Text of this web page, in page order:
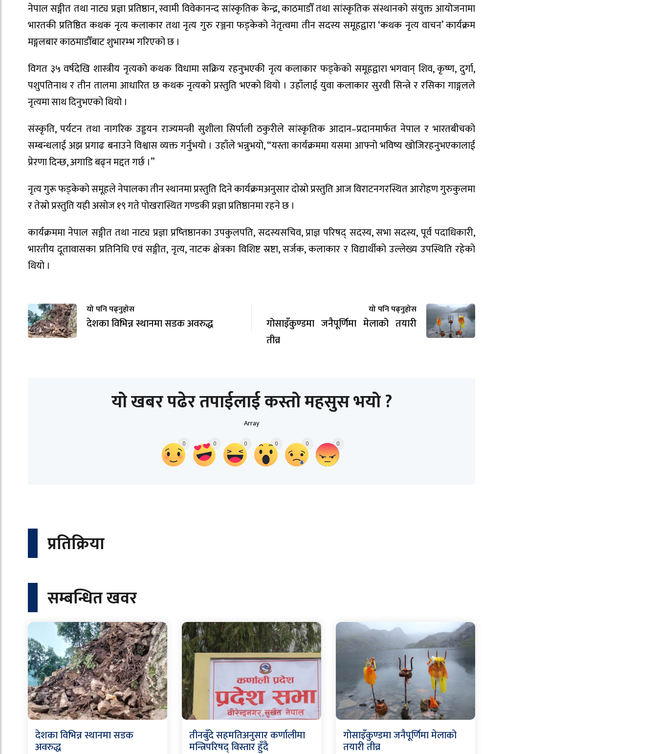
नेपाल सङ्गीत तथा नाट्य प्रज्ञा प्रतिष्ठान, स्वामी विवेकानन्द सांस्कृतिक केन्द्र, काठमाडौँ तथा सांस्कृतिक संस्थानको संयुक्त आयोजनामा
भारतकी प्रतिष्ठित कथक नृत्य कलाकार तथा नृत्य गुरु रञ्जना फड्केको नेतृत्वमा तीन सदस्य समूहद्वारा ‘कथक नृत्य वाचन’ कार्यक्रम
मङ्गलबार काठमाडौँबाट शुभारम्भ गरिएको छ ।
विगत ३५ वर्षदेखि शास्त्रीय नृत्यको कथक विधामा सक्रिय रहनुभएकी नृत्य कलाकार फड्केको समूहद्वारा भगवान् शिव, कृष्ण, दुर्गा,
पशुपतिनाथ र तीन तालमा आधारित छ कथक नृत्यको प्रस्तुति भएको थियो । उहाँलाई युवा कलाकार सुरवी सिन्त्रे र रसिका गाङ्गलले
नृत्यमा साथ दिनुभएको थियो ।
संस्कृति, पर्यटन तथा नागरिक उड्डयन राज्यमन्त्री सुशीला सिर्पाली ठकुरीले सांस्कृतिक आदान–प्रदानमार्फत नेपाल र भारतबीचको
सम्बन्धलाई अझ प्रगाढ बनाउने विश्वास व्यक्त गर्नुभयो । उहाँले भन्नुभयो, “यस्ता कार्यक्रममा यसमा आफ्नो भविष्य खोजिरहनुभएकालाई
प्रेरणा दिन्छ, अगाडि बढ्न मद्दत गर्छ ।”
नृत्य गुरू फड्केको समूहले नेपालका तीन स्थानमा प्रस्तुति दिने कार्यक्रमअनुसार दोस्रो प्रस्तुति आज विराटनगरस्थित आरोहण गुरुकुलमा
र तेस्रो प्रस्तुति यही असोज १९ गते पोखरास्थित गण्डकी प्रज्ञा प्रतिष्ठानमा रहने छ ।
कार्यक्रममा नेपाल सङ्गीत तथा नाट्य प्रज्ञा प्रष्तिष्ठानका उपकुलपति, सदस्यसचिव, प्राज्ञ परिषद् सदस्य, सभा सदस्य, पूर्व पदाधिकारी,
भारतीय दूतावासका प्रतिनिधि एवं सङ्गीत, नृत्य, नाटक क्षेत्रका विशिष्ट स्रष्टा, सर्जक, कलाकार र विद्यार्थीको उल्लेख्य उपस्थिति रहेको
थियो ।
यो पनि पढ्नुहोस
देशका विभिन्न स्थानमा सडक अवरुद्ध
यो पनि पढ्नुहोस
गोसाइँकुण्डमा जनैपूर्णिमा मेलाको तयारी
तीव्र
यो खबर पढेर तपाईलाई कस्तो महसुस भयो ?
Array
0 0 0 0 0 0
प्रतिक्रिया
सम्बन्धित खवर
देशका विभिन्न स्थानमा सडक
अवरुद्ध
तीनबुँदे सहमतिअनुसार कर्णालीमा
मन्त्रिपरिषद् विस्तार हुँदै
गोसाइँकुण्डमा जनैपूर्णिमा मेलाको
तयारी तीव्र